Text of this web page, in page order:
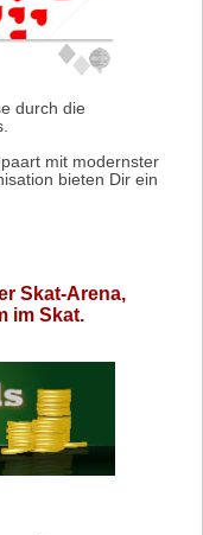
durch die
mit modernster
bieten Dir ein
Skat-Arena,
im Skat.